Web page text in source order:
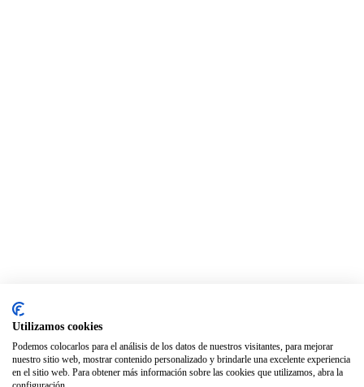
Utilizamos cookies
Podemos colocarlos para el análisis de los datos de nuestros visitantes, para mejorar
nuestro sitio web, mostrar contenido personalizado y brindarle una excelente experiencia
en el sitio web. Para obtener más información sobre las cookies que utilizamos, abra la